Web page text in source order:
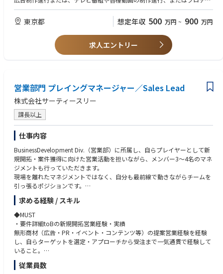
ース経験がある方
WEB 解析士、Google Analytics、Looker Studio
広告会社（制作含む）勤務または、テレビ局（制作含む）勤務または、そ
の他メディア勤務
広告営業経験、OOH メディアセールス経験、WEB/SNS 運用経験、メディ
ア運用経験、映像・グラフィック制作経験
東京都 想定年収 500 万円 ~ 900 万円
求人エントリー
営業部門 プレイングマネージャー／Sales Lead
株式会社サーティースリー
課長以上
仕事内容
BusinessDevelopment Div.（営業部）に所属し、自らプレイヤーとして新
規開拓・案件獲得に向けた営業活動を担いながら、メンバー3〜4名のマネ
ジメントも行っていただきます。
現場を離れたマネジメントではなく、自分も最前線で動きながらチームを
引っ張るポジションです。
開拓する業界や切り口は、ご自身の得意・関心をベースに設計していただ
けます。
⚫️プレイヤーとして
・新規クライアントの開拓（ターゲット選定・アプローチ・提案・受注ま
で一貫して担当）
・クライアントのマーケティング課題のヒアリングと、PR・広告・イベン
・受注後のプロジェクト進行サポートおよびクライアントとの長期的な関
求める経験 / スキル
◆MUST
・要件詳細toBの新規開拓営業経験・実績
無形商材（広告・PR・イベント・コンテンツ等）の提案営業経験を経験
し、自らターゲットを選定・アプローチから受注まで一気通貫で経験して
いること。
「数字を残した」実績を具体的に語れる方
・マネジメント経験
従業員数